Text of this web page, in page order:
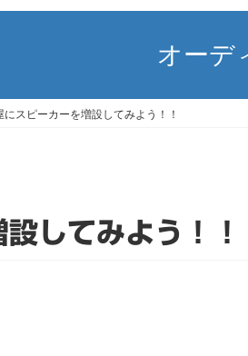
オーデ
にスピーカーを増設してみよう！！
してみよう！！